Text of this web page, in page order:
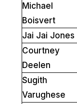
Michael
Boisvert
Jai Jai Jones
Courtney
Deelen
Sugith
Varughese